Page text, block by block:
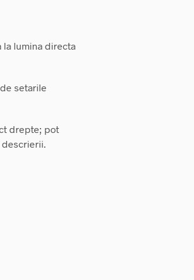
la lumina directa
setarile
drepte; pot
descrierii.